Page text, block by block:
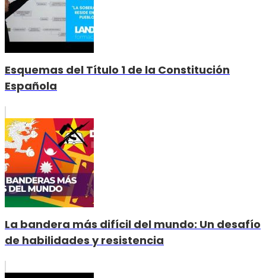
Esquemas del Título 1 de la Constitución
Española
La bandera más difícil del mundo: Un desafío
de habilidades y resistencia